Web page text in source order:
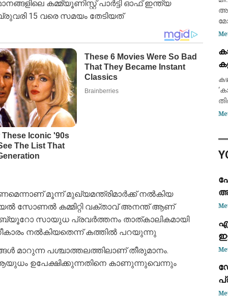
കമ്മ്യൂണിസ്റ്റ് പാർട്ടി ഓഫ് ഇന്ത്യ
15 വരെ സമയം തേടിയത്
മൂന്ന് മുഖ്യമന്ത്രിമാർക്ക് നൽകിയ
സോണൽ കമ്മിറ്റി വക്താവ് അനന്ത് ആണ്
ബ്യൂറോ സായുധ പ്രവർത്തനം താത്കാലികമായി
നൽകിയതെന്ന് കത്തിൽ പറയുന്നു
പശ്ചാത്തലത്തിലാണ് തീരുമാനം.
ആയുധം ഉപേക്ഷിക്കുന്നതിനെ കാണുന്നുവെന്നും